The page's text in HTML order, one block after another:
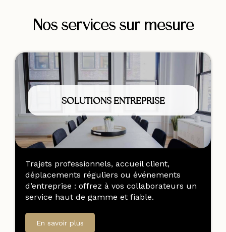
Nos services sur mesure
SOLUTIONS ENTREPRISE
Trajets professionnels, accueil client,
déplacements réguliers ou événements
d’entreprise : offrez à vos collaborateurs un
service haut de gamme et fiable.
En savoir plus